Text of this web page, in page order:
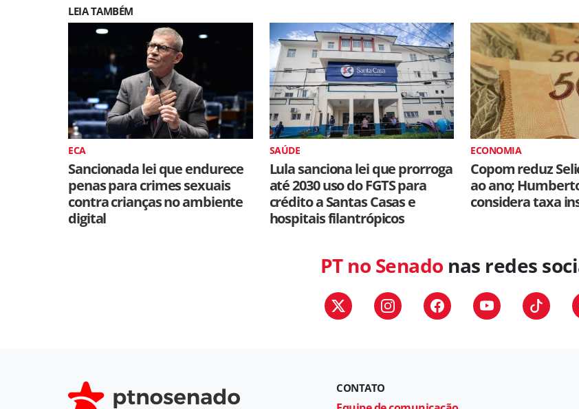
LEIA TAMBÉM
ECA
Sancionada lei que endurece
penas para crimes sexuais
contra crianças no ambiente
digital
SAÚDE
Lula sanciona lei que prorroga
até 2030 uso do FGTS para
crédito a Santas Casas e
hospitais filantrópicos
ECONOMIA
Copom reduz
ao ano;
considera taxa
PT no Senado nas redes
CONTATO